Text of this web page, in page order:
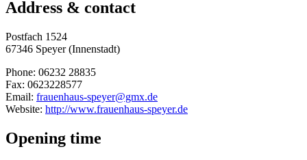
Address & contact
Postfach 1524
67346 Speyer (Innenstadt)
Phone: 06232 28835
Fax: 0623228577
Email: frauenhaus-speyer@gmx.de
Website: http://www.frauenhaus-speyer.de
Opening time